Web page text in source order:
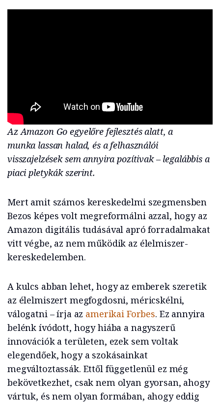
Az Amazon Go egyelőre fejlesztés alatt, a
munka lassan halad, és a felhasználói
visszajelzések sem annyira pozítivak – legalábbis a
piaci pletykák szerint.
Mert amit számos kereskedelmi szegmensben
Bezos képes volt megreformálni azzal, hogy az
Amazon digitális tudásával apró forradalmakat
vitt végbe, az nem működik az élelmiszer-
kereskedelemben.
A kulcs abban lehet, hogy az emberek szeretik
az élelmiszert megfogdosni, méricskélni,
válogatni – írja az amerikai Forbes. Ez annyira
belénk ívódott, hogy hiába a nagyszerű
innovációk a területen, ezek sem voltak
elegendőek, hogy a szokásainkat
megváltoztassák. Ettől függetlenül ez még
bekövetkezhet, csak nem olyan gyorsan, ahogy
vártuk, és nem olyan formában, ahogy eddig